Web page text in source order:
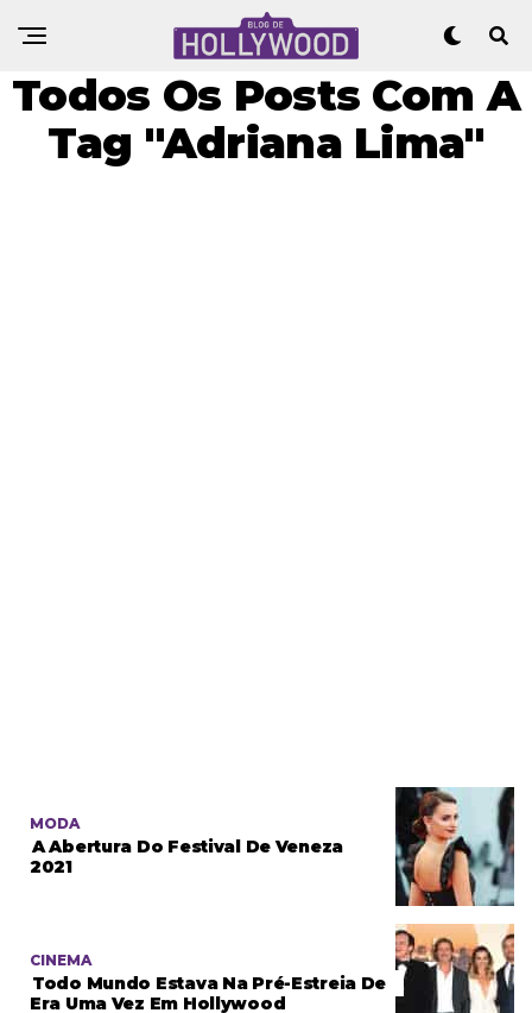
Todos Os Posts Com A
Tag "Adriana Lima"
MODA
A Abertura Do Festival De Veneza
2021
CINEMA
Todo Mundo Estava Na Pré-Estreia De
Era Uma Vez Em Hollywood